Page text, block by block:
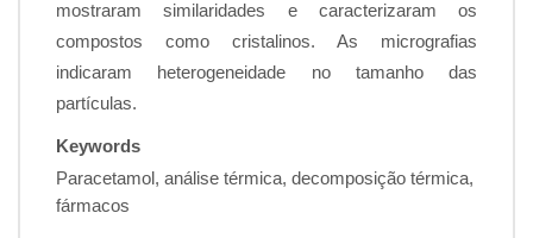
mostraram similaridades e caracterizaram os
compostos como cristalinos. As micrografias
indicaram heterogeneidade no tamanho das
partículas.
Keywords
Paracetamol, análise térmica, decomposição térmica,
fármacos